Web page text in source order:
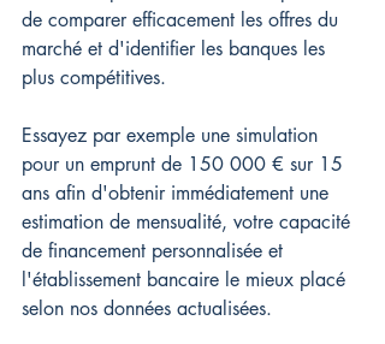
de comparer efficacement les offres du
marché et d'identifier les banques les
plus compétitives.
Essayez par exemple une simulation
pour un emprunt de 150 000 € sur 15
ans afin d'obtenir immédiatement une
estimation de mensualité, votre capacité
de financement personnalisée et
l'établissement bancaire le mieux placé
selon nos données actualisées.